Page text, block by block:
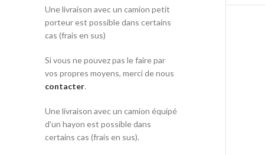
Une livraison avec un camion petit
porteur est possible dans certains
cas (frais en sus)
Si vous ne pouvez pas le faire par
vos propres moyens, merci de nous
contacter.
Une livraison avec un camion équipé
d'un hayon est possible dans
certains cas (frais en sus).